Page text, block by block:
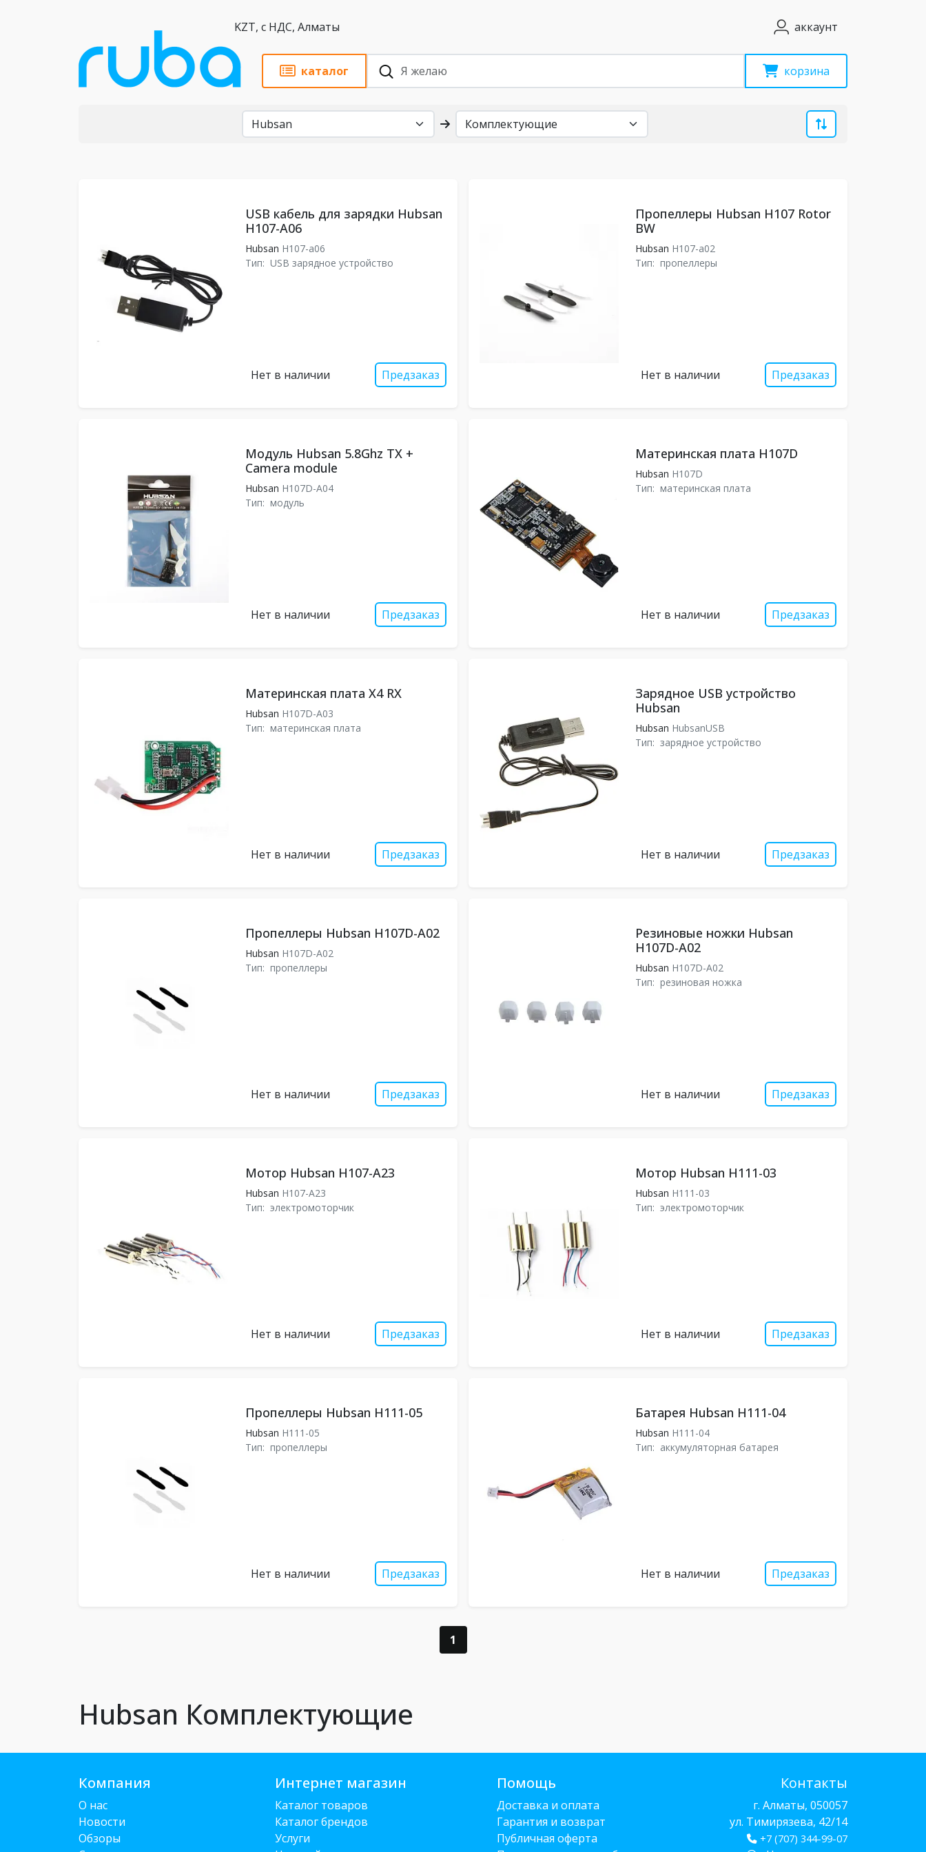
KZT, с НДС, Алматы аккаунт
каталог корзина
USB кабель для зарядки Hubsan
H107-A06
Hubsan H107-a06
Тип: USB зарядное устройство
Нет в наличии Предзаказ
Пропеллеры Hubsan H107 Rotor
BW
Hubsan H107-a02
Тип: пропеллеры
Нет в наличии Предзаказ
Модуль Hubsan 5.8Ghz TX +
Camera module
Hubsan H107D-A04
Тип: модуль
Нет в наличии Предзаказ
Материнская плата H107D
Hubsan H107D
Тип: материнская плата
Нет в наличии Предзаказ
Материнская плата X4 RX
Hubsan H107D-A03
Тип: материнская плата
Нет в наличии Предзаказ
Зарядное USB устройство
Hubsan
Hubsan HubsanUSB
Тип: зарядное устройство
Нет в наличии Предзаказ
Пропеллеры Hubsan H107D-A02
Hubsan H107D-A02
Тип: пропеллеры
Нет в наличии Предзаказ
Резиновые ножки Hubsan
H107D-A02
Hubsan H107D-A02
Тип: резиновая ножка
Нет в наличии Предзаказ
Мотор Hubsan H107-A23
Hubsan H107-A23
Тип: электромоторчик
Нет в наличии Предзаказ
Мотор Hubsan H111-03
Hubsan H111-03
Тип: электромоторчик
Нет в наличии Предзаказ
Пропеллеры Hubsan H111-05
Hubsan H111-05
Тип: пропеллеры
Нет в наличии Предзаказ
Батарея Hubsan H111-04
Hubsan H111-04
Тип: аккумуляторная батарея
Нет в наличии Предзаказ
1
Hubsan Комплектующие
Компания
О нас
Новости
Обзоры
Интернет магазин
Каталог товаров
Каталог брендов
Услуги
Помощь
Доставка и оплата
Гарантия и возврат
Публичная оферта
Контакты
г. Алматы, 050057
ул. Тимирязева, 42/14
+7 (707) 344-99-07